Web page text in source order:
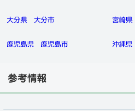
大分県 大分市 宮崎県
鹿児島県 鹿児島市 沖縄県
参考情報